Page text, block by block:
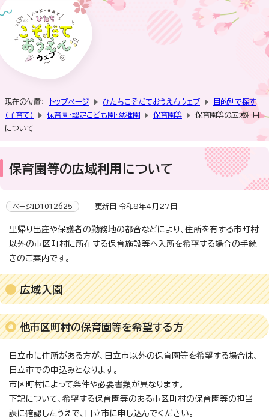
現在の位置： トップページ ひたちこそだておうえんウェブ
目的別で探す
（子育て）
保育園・認定こども園・幼稚園 保育園等
保育園等の広域利用
について
保育園等の広域利用について
ページID1012625 更新日 令和8年4月27日
里帰り出産や保護者の勤務地の都合などにより、住所を有する市町村
以外の市区町村に所在する保育施設等へ入所を希望する場合の手続
きのご案内です。
広域入園
他市区町村の保育園等を希望する方
日立市に住所がある方が、日立市以外の保育園等を希望する場合は、
日立市での申込みとなります。
市区町村によって条件や必要書類が異なります。
下記について、希望する保育園等のある市区町村の保育園等の担当
課に確認したうえで、日立市に申し込んでください。